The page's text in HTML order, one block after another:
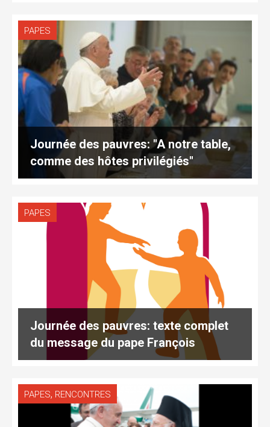
PAPES
Journée des pauvres: "A notre table,
comme des hôtes privilégiés"
PAPES
Journée des pauvres: texte complet
du message du pape François
PAPES, RENCONTRES